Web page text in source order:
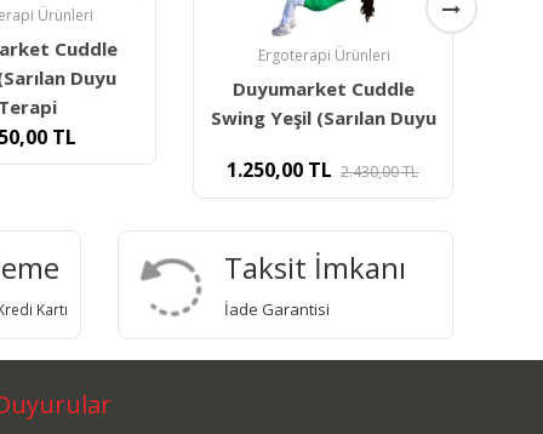
Ürünleri
Cuddle
(Sarılan Duyu
TL 2.430,00TL
Ergoterapi Ürünleri
Duyumarket Body Socks
Beden Çorabı Medium -
750,00 TL
Kartı
Taksit İmkanı
İade Garantisi